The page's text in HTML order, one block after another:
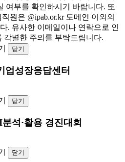
닫기
업성장응답센터
닫기
석·활용 경진대회
닫기